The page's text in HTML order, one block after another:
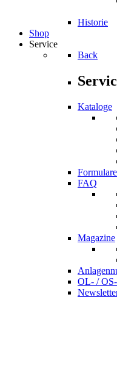
Historie
Shop
Service
Back
Kataloge
Formulare
FAQ
Magazine
OL- /